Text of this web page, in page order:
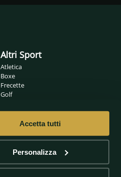
Accetta tutti
Personalizza
Altri Sport
Atletica
Boxe
Frecette
Golf
MMA
Pallanuoto
Pallavolo
Scherma